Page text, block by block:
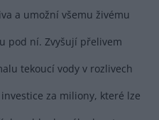
a umožní všemu živému
pod ní. Zvyšují přelivem
tekoucí vody v rozlivech
za miliony, které lze